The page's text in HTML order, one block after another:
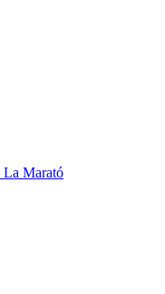
La Marató